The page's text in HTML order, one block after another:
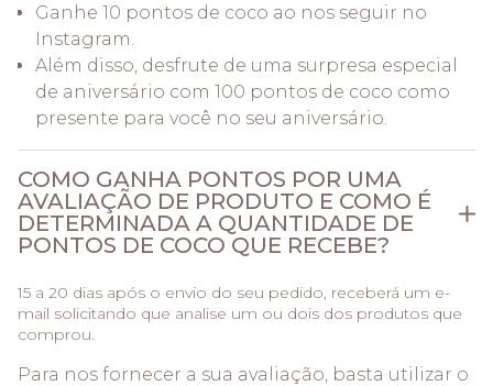
Ganhe 10 pontos de coco ao nos seguir no
Instagram.
Além disso, desfrute de uma surpresa especial
de aniversário com 100 pontos de coco como
presente para você no seu aniversário.
COMO GANHA PONTOS POR UMA
AVALIAÇÃO DE PRODUTO E COMO É
DETERMINADA A QUANTIDADE DE
PONTOS DE COCO QUE RECEBE?
15 a 20 dias após o envio do seu pedido, receberá um e-
mail solicitando que analise um ou dois dos produtos que
comprou.
Para nos fornecer a sua avaliação, basta utilizar o